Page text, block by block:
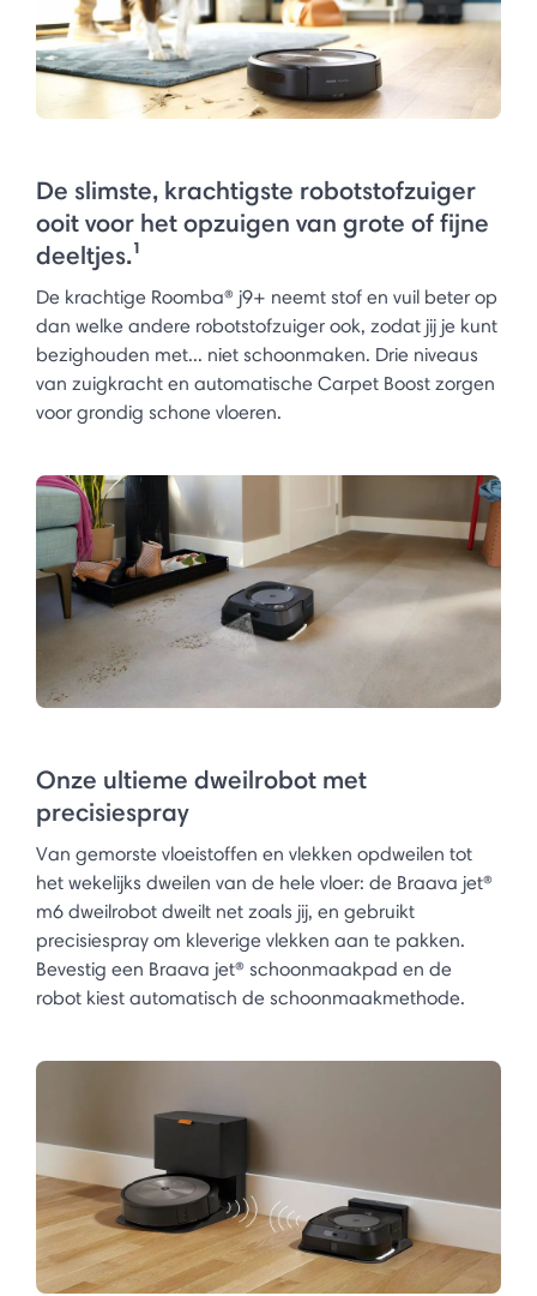
De slimste, krachtigste robotstofzuiger
ooit voor het opzuigen van grote of fijne
deeltjes.¹
De krachtige Roomba® j9+ neemt stof en vuil beter op
dan welke andere robotstofzuiger ook, zodat jij je kunt
bezighouden met... niet schoonmaken. Drie niveaus
van zuigkracht en automatische Carpet Boost zorgen
voor grondig schone vloeren.
Onze ultieme dweilrobot met
precisiespray
Van gemorste vloeistoffen en vlekken opdweilen tot
het wekelijks dweilen van de hele vloer: de Braava jet®
m6 dweilrobot dweilt net zoals jij, en gebruikt
precisiespray om kleverige vlekken aan te pakken.
Bevestig een Braava jet® schoonmaakpad en de
robot kiest automatisch de schoonmaakmethode.